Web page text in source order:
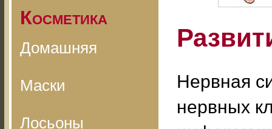
Косметика
Домашняя
Маски
Лосьоны
Нервная
нервных